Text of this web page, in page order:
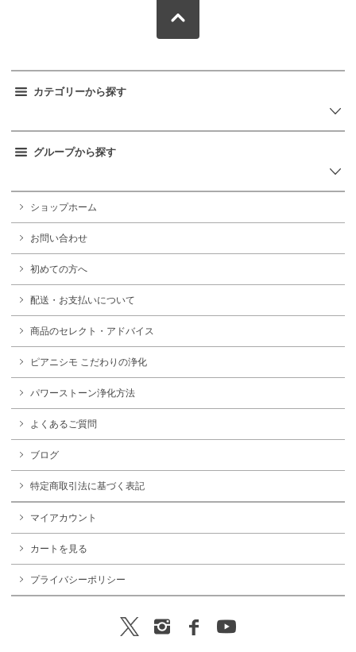
カテゴリーから探す
グループから探す
ショップホーム
お問い合わせ
初めての方へ
配送・お支払いについて
商品のセレクト・アドバイス
ピアニシモ こだわりの浄化
パワーストーン浄化方法
よくあるご質問
ブログ
特定商取引法に基づく表記
マイアカウント
カートを見る
プライバシーポリシー